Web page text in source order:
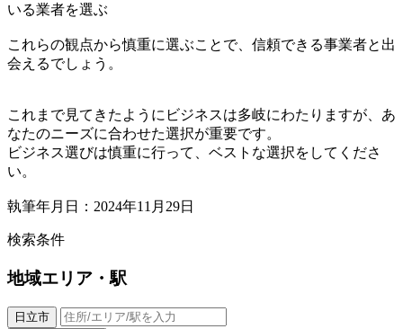
いる業者を選ぶ
これらの観点から慎重に選ぶことで、信頼できる事業者と出
会えるでしょう。
これまで見てきたようにビジネスは多岐にわたりますが、あ
なたのニーズに合わせた選択が重要です。
ビジネス選びは慎重に行って、ベストな選択をしてくださ
い。
執筆年月日：2024年11月29日
検索条件
地域エリア・駅
日立市